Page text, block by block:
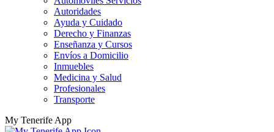
Autoridades
Ayuda y Cuidado
Derecho y Finanzas
Enseñanza y Cursos
Envíos a Domicilio
Inmuebles
Medicina y Salud
Profesionales
Transporte
My Tenerife App